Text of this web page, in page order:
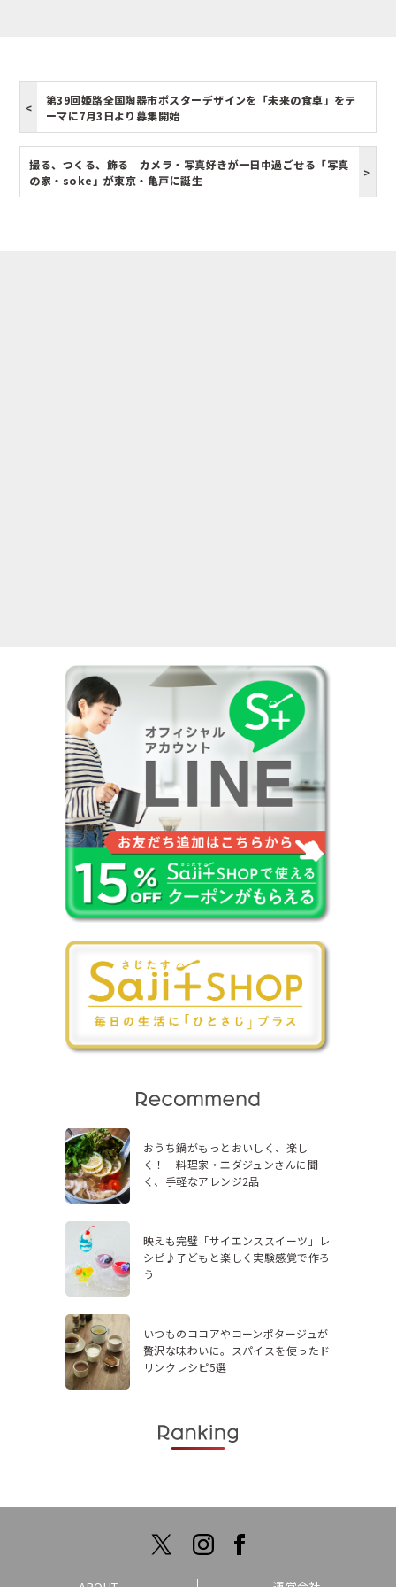
第39回姫路全国陶器市ポスターデザインを「未来の食卓」をテ
ーマに7月3日より募集開始
撮る、つくる、飾る カメラ・写真好きが一日中過ごせる「写真
の家・soke」が東京・亀戸に誕生
おうち鍋がもっとおいしく、楽し
く！ 料理家・エダジュンさんに聞
く、手軽なアレンジ2品
映えも完璧「サイエンススイーツ」レ
シピ♪子どもと楽しく実験感覚で作ろ
う
いつものココアやコーンポタージュが
贅沢な味わいに。スパイスを使ったド
リンクレシピ5選